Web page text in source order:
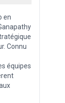
en
Connu
équipes